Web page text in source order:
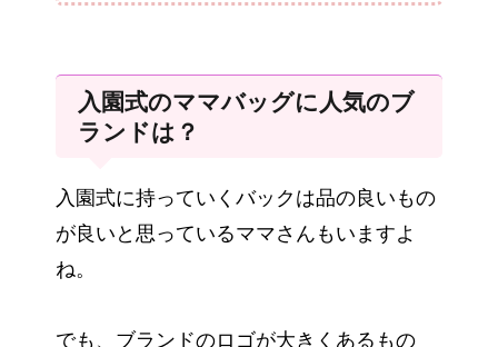
入園式のママバッグに人気のブ
ランドは？
入園式に持っていくバックは品の良いもの
が良いと思っているママさんもいますよ
ね。
でも、ブランドのロゴが大きくあるもの